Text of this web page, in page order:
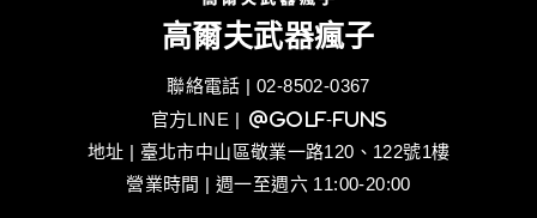
高爾夫武器瘋子
聯絡電話 | 02-8502-0367
官方LINE | @golf-funs
地址 | 臺北市中山區敬業一路120、122號1樓
營業時間 | 週一至週六 11:00-20:00